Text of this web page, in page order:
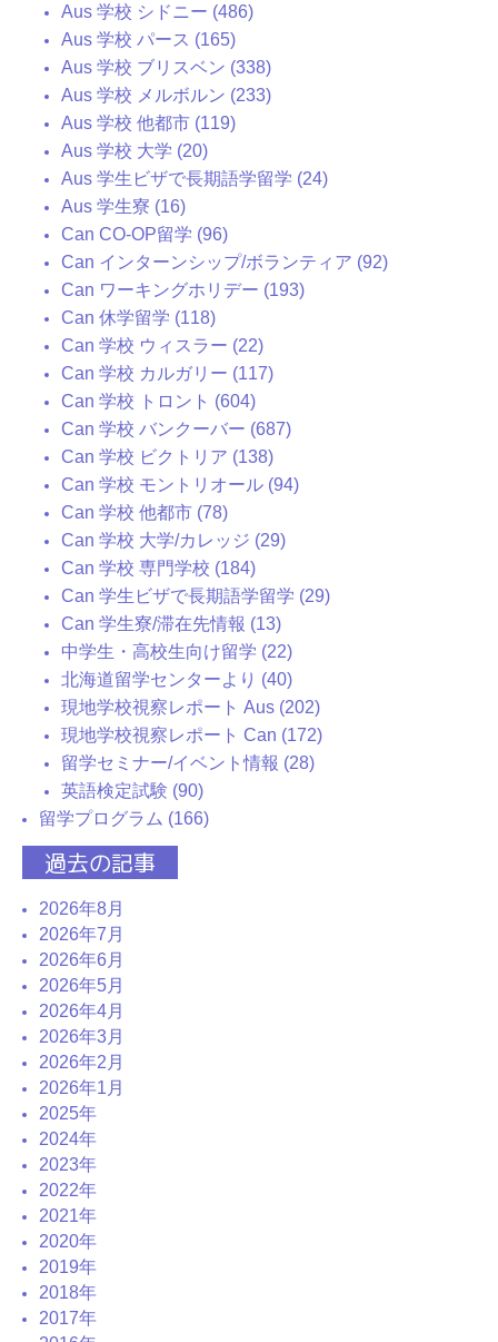
Aus 学校 シドニー (486)
Aus 学校 パース (165)
Aus 学校 ブリスベン (338)
Aus 学校 メルボルン (233)
Aus 学校 他都市 (119)
Aus 学校 大学 (20)
Aus 学生ビザで長期語学留学 (24)
Aus 学生寮 (16)
Can CO-OP留学 (96)
Can インターンシップ/ボランティア (92)
Can ワーキングホリデー (193)
Can 休学留学 (118)
Can 学校 ウィスラー (22)
Can 学校 カルガリー (117)
Can 学校 トロント (604)
Can 学校 バンクーバー (687)
Can 学校 ビクトリア (138)
Can 学校 モントリオール (94)
Can 学校 他都市 (78)
Can 学校 大学/カレッジ (29)
Can 学校 専門学校 (184)
Can 学生ビザで長期語学留学 (29)
Can 学生寮/滞在先情報 (13)
中学生・高校生向け留学 (22)
北海道留学センターより (40)
現地学校視察レポート Aus (202)
現地学校視察レポート Can (172)
留学セミナー/イベント情報 (28)
英語検定試験 (90)
留学プログラム (166)
過去の記事
2026年8月
2026年7月
2026年6月
2026年5月
2026年4月
2026年3月
2026年2月
2026年1月
2025年
2024年
2023年
2022年
2021年
2020年
2019年
2018年
2017年